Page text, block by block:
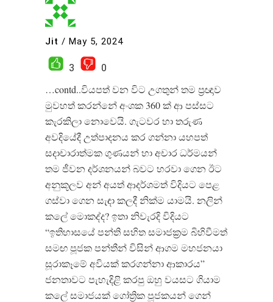
Jit / May 5, 2024
3
0
…contd..වියපත් වන විට උගතුන් තම ප්‍රඥාව
මුවහත් කරන්නේ අංශක 360 ක් ආ පස්සට
කැරකිලා නොවෙයි. ගැටවර හා තරුණ
අවදියේදී උත්පාදනය කර ගන්නා යහපත්
සදාචාරාත්මක ගුණයන් හා අචාර ධර්මයන්
තම ජීවන දර්ශනයන් බවට හරවා ගෙන ඊට
අනුකූලව අන් අයත් ආදර්ශමත් විදියට පෙළ
ගස්වා ගෙන සැඳා කලදී නික්ම යාමයි. නලින්
කලේ මොකද්ද? ඉතා නිවැරදි විදියට
“ඉතිහාසයේ පන්ති සහිත සමාජක්‍රම බිහිවීමත්
සමඟ පූජක පන්තීන් විසින් ආගම මහජනයා
සූරාකෑමේ අවියක් කරගන්නා ආකාරය”
ජනතාවට පැහැදිළි කරපු ඔහු වයසට ගියාම
කලේ සමාජයක් ගෝත්‍රික පූජකයන් ගෙන්